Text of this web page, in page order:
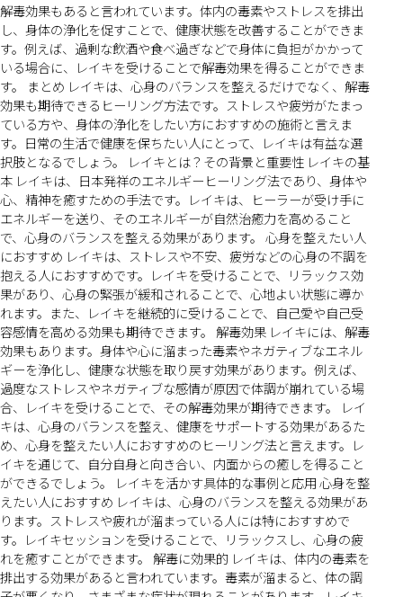
解毒効果もあると言われています。体内の毒素やストレスを排出
し、身体の浄化を促すことで、健康状態を改善することができま
す。例えば、過剰な飲酒や食べ過ぎなどで身体に負担がかかって
いる場合に、レイキを受けることで解毒効果を得ることができま
す。 まとめ レイキは、心身のバランスを整えるだけでなく、解毒
効果も期待できるヒーリング方法です。ストレスや疲労がたまっ
ている方や、身体の浄化をしたい方におすすめの施術と言えま
す。日常の生活で健康を保ちたい人にとって、レイキは有益な選
択肢となるでしょう。 レイキとは？その背景と重要性 レイキの基
本 レイキは、日本発祥のエネルギーヒーリング法であり、身体や
心、精神を癒すための手法です。レイキは、ヒーラーが受け手に
エネルギーを送り、そのエネルギーが自然治癒力を高めること
で、心身のバランスを整える効果があります。 心身を整えたい人
におすすめ レイキは、ストレスや不安、疲労などの心身の不調を
抱える人におすすめです。レイキを受けることで、リラックス効
果があり、心身の緊張が緩和されることで、心地よい状態に導か
れます。また、レイキを継続的に受けることで、自己愛や自己受
容感情を高める効果も期待できます。 解毒効果 レイキには、解毒
効果もあります。身体や心に溜まった毒素やネガティブなエネル
ギーを浄化し、健康な状態を取り戻す効果があります。例えば、
過度なストレスやネガティブな感情が原因で体調が崩れている場
合、レイキを受けることで、その解毒効果が期待できます。 レイ
キは、心身のバランスを整え、健康をサポートする効果があるた
め、心身を整えたい人におすすめのヒーリング法と言えます。レ
イキを通じて、自分自身と向き合い、内面からの癒しを得ること
ができるでしょう。 レイキを活かす具体的な事例と応用 心身を整
えたい人におすすめ レイキは、心身のバランスを整える効果があ
ります。ストレスや疲れが溜まっている人には特におすすめで
す。レイキセッションを受けることで、リラックスし、心身の疲
れを癒すことができます。 解毒に効果的 レイキは、体内の毒素を
排出する効果があると言われています。毒素が溜まると、体の調